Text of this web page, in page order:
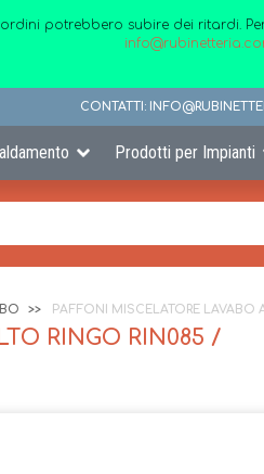
potrebbero subire dei ritardi.
CONTATTI:
Prodotti per Impianti
PAFFONI MISCELATORE LAVABO
RINGO RIN085 /